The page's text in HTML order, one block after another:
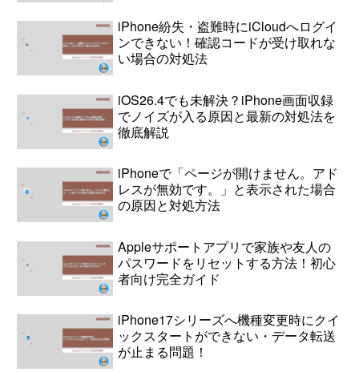
iPhone紛失・盗難時にiCloudへログイ
ンできない！確認コードが受け取れな
い場合の対処法
iOS26.4でも未解決？iPhone画面収録
でノイズが入る原因と最新の対処法を
徹底解説
iPhoneで「ページが開けません。アド
レスが無効です。」と表示された場合
の原因と対処方法
Appleサポートアプリで家族や友人の
パスワードをリセットする方法！初心
者向け完全ガイド
iPhone17シリーズへ機種変更時にクイ
ックスタートができない・データ転送
が止まる問題！